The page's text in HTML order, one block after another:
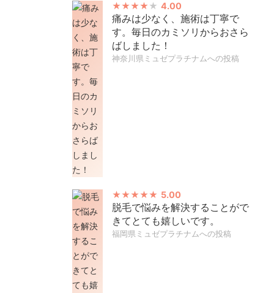
4.00
痛みは少なく、施術は丁寧で
す。毎日のカミソリからおさら
ばしました！
神奈川県ミュゼプラチナムへの投稿
5.00
脱毛で悩みを解決することがで
きてとても嬉しいです。
福岡県ミュゼプラチナムへの投稿